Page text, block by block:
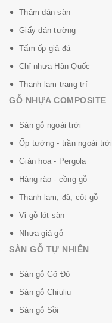
Thảm dán sàn
Giấy dán tường
Tấm ốp giả đá
Chỉ nhựa Hàn Quốc
Thanh lam trang trí
GỖ NHỰA COMPOSITE
Sàn gỗ ngoài trời
Ốp tường - trần ngoài trời
Giàn hoa - Pergola
Hàng rào - cồng gỗ
Thanh lam, đà, cột gỗ
Vỉ gỗ lót sàn
Nhựa giả gỗ
SÀN GỖ TỰ NHIÊN
Sàn gỗ Gõ Đỏ
Sàn gỗ Chiuliu
Sàn gỗ Sồi